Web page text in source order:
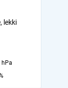
lekki
hPa